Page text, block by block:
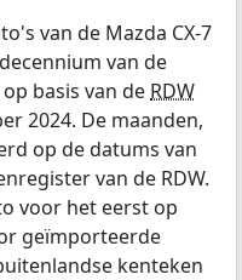
van de Mazda CX-7
van de
basis van de RDW
2024. De maanden,
op de datums van
van de RDW.
voor het eerst op
geïmporteerde
kenteken